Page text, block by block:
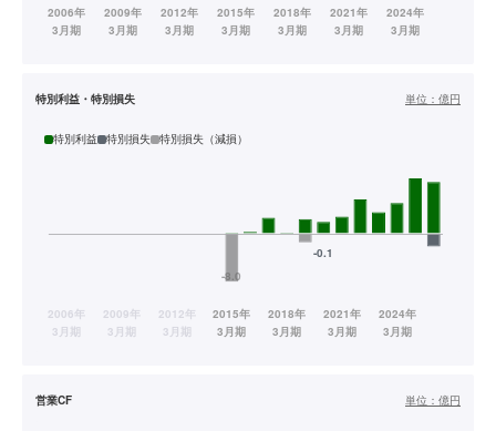
特別利益・特別損失 単位： 億円
特別利益 特別損失 特別損失（減損）
営業CF 単位： 億円